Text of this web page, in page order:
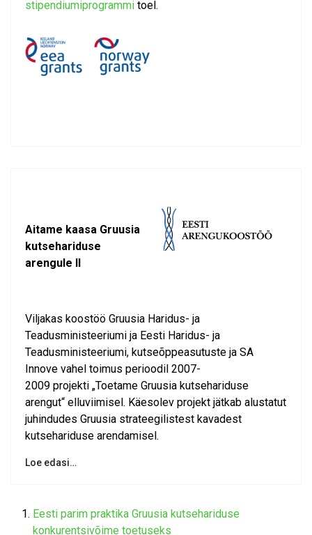
stipendiumiprogrammi toel.
Aitame kaasa Gruusia
kutsehariduse
arengule II
Viljakas koostöö Gruusia Haridus- ja
Teadusministeeriumi ja Eesti Haridus- ja
Teadusministeeriumi, kutseõppeasutuste ja SA
Innove vahel toimus perioodil 2007-
2009 projekti „Toetame Gruusia kutsehariduse
arengut“ elluviimisel. Käesolev projekt jätkab alustatut
juhindudes Gruusia strateegilistest kavadest
kutsehariduse arendamisel.
Loe edasi…
Eesti parim praktika Gruusia kutsehariduse
konkurentsivõime toetuseks